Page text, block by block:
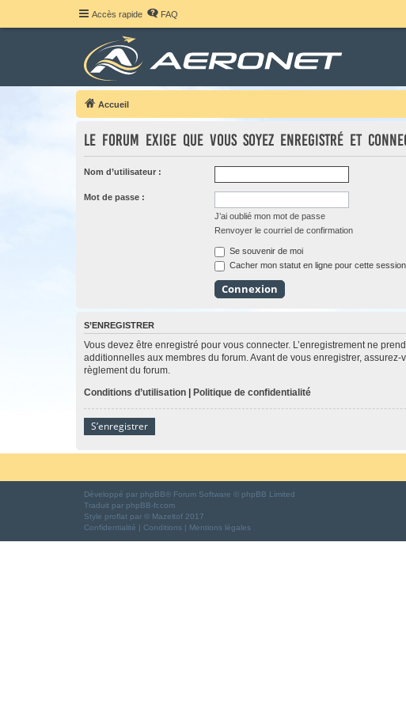
Accès rapide FAQ
Accueil
Le forum exige que vous soyez enregistré et
Nom d’utilisateur :
Mot de passe :
J’ai oublié mon mot de passe
Renvoyer le courriel de confirmation
Se souvenir de moi
Cacher mon statut en ligne pour cette session
S’ENREGISTRER
Vous devez être enregistré pour vous connecter. L’enregistrement ne
additionnelles aux membres du forum. Avant de vous enregistrer,
règlement du forum.
Conditions d’utilisation | Politique de confidentialité
S’enregistrer
Développé par phpBB® Forum Software © phpBB Limited
Traduit par phpBB-fr.com
Style proflat par © Mazeltof 2017
Confidentialité | Conditions | Mentions légales